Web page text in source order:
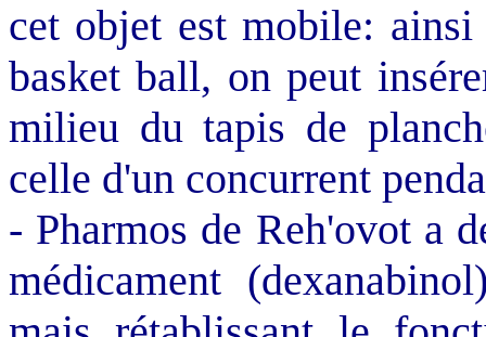
cet objet est mobile:
basket ball, on peut
milieu du tapis de
celle d'un concurrent
- Pharmos de Reh'ovot a
médicament